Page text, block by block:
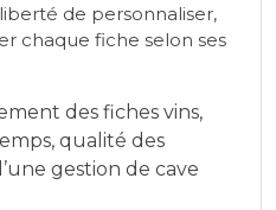
de personnaliser,
chaque fiche selon ses
des fiches vins,
qualité des
gestion de cave